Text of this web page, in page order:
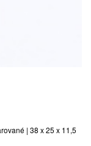
| 38 x 25 x 11,5